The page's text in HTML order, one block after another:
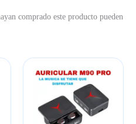
comprado este producto pueden